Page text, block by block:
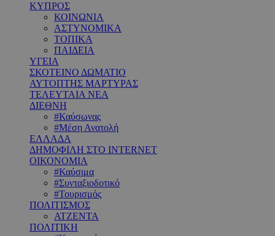
ΚΥΠΡΟΣ
ΚΟΙΝΩΝΙΑ
ΑΣΤΥΝΟΜΙΚΑ
ΤΟΠΙΚΑ
ΠΑΙΔΕΙΑ
ΥΓΕΙΑ
ΣΚΟΤΕΙΝΟ ΔΩΜΑΤΙΟ
ΑΥΤΟΠΤΗΣ ΜΑΡΤΥΡΑΣ
ΤΕΛΕΥΤΑΙΑ ΝΕΑ
ΔΙΕΘΝΗ
#Καύσωνας
#Μέση Ανατολή
ΕΛΛΑΔΑ
ΔΗΜΟΦΙΛΗ ΣΤΟ INTERNET
ΟΙΚΟΝΟΜΙΑ
#Καύσιμα
#Συνταξιοδοτικό
#Τουρισμός
ΠΟΛΙΤΙΣΜΟΣ
ΑΤΖΕΝΤΑ
ΠΟΛΙΤΙΚΗ